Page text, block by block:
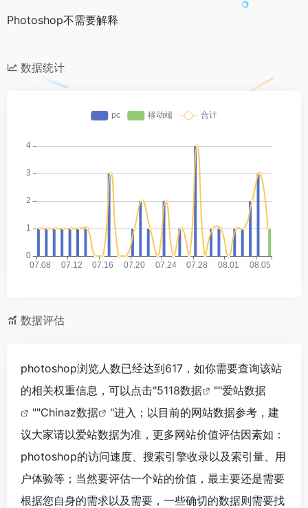
Photoshop不需要解释
数据统计
数据评估
photoshop浏览人数已经达到617，如你需要查询该站
的相关权重信息，可以点击"5118数据 ""爱站数据
""Chinaz数据
"进入；以目前的网站数据参考，建
议大家请以爱站数据为准，更多网站价值评估因素如：
photoshop的访问速度、搜索引擎收录以及索引量、用
户体验等；当然要评估一个站的价值，最主要还是需要
根据您自身的需求以及需要，一些确切的数据则需要找